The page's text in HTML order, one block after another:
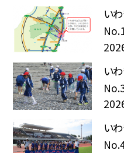
い
い
い